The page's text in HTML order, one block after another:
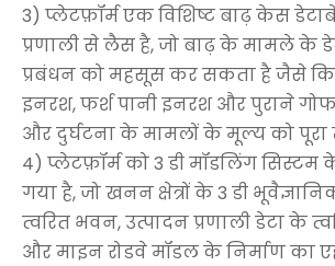
3) प्लेटफ़ॉर्म एक विशिष्ट बाढ़ केस
प्रणाली से लैस है, जो बाढ़ के मामले के
प्रबंधन को महसूस कर सकता है जैसे कि
इनरश, फर्श पानी इनरश और पुराने
और दुर्घटना के मामलों के मूल्य को पूरा
4) प्लेटफ़ॉर्म को 3 डी मॉडलिंग सिस्टम
गया है, जो खनन क्षेत्रों के 3 डी
त्वरित भवन, उत्पादन प्रणाली डेटा के
और माइन रोडवे मॉडल के निर्माण का